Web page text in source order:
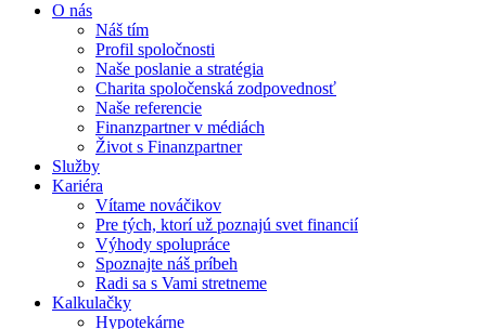
O nás
Náš tím
Profil spoločnosti
Naše poslanie a stratégia
Charita spoločenská zodpovednosť
Naše referencie
Finanzpartner v médiách
Život s Finanzpartner
Služby
Kariéra
Vítame nováčikov
Pre tých, ktorí už poznajú svet financií
Výhody spolupráce
Spoznajte náš príbeh
Radi sa s Vami stretneme
Kalkulačky
Hypotekárne